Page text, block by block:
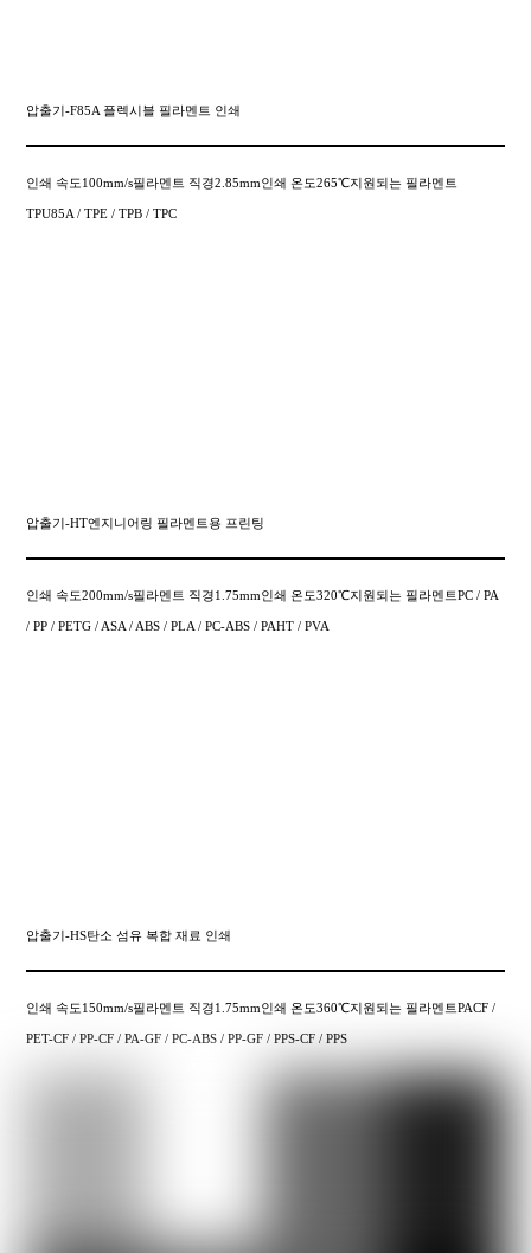
압출기-F85A 플렉시블 필라멘트 인쇄
인쇄 속도100mm/s필라멘트 직경2.85mm인쇄 온도265℃지원되는 필라멘트
TPU85A / TPE / TPB / TPC
압출기-HT엔지니어링 필라멘트용 프린팅
인쇄 속도200mm/s필라멘트 직경1.75mm인쇄 온도320℃지원되는 필라멘트PC / PA
/ PP / PETG / ASA / ABS / PLA / PC-ABS / PAHT / PVA
압출기-HS탄소 섬유 복합 재료 인쇄
인쇄 속도150mm/s필라멘트 직경1.75mm인쇄 온도360℃지원되는 필라멘트PACF /
PET-CF / PP-CF / PA-GF / PC-ABS / PP-GF / PPS-CF / PPS